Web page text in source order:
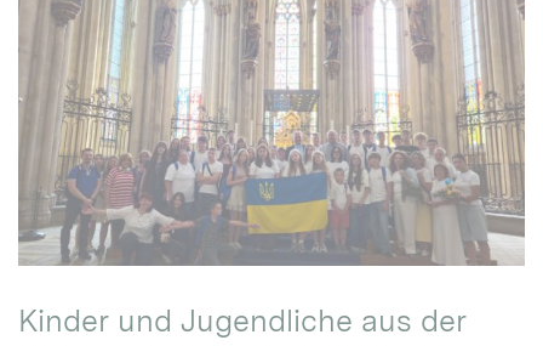
Kinder und Jugendliche aus der